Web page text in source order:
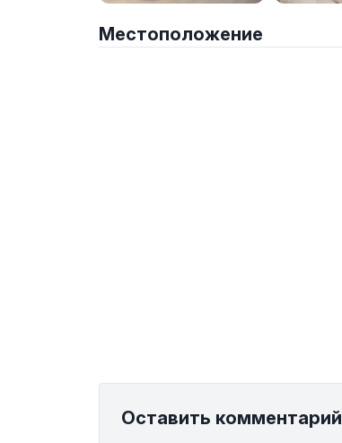
Местоположение
Оставить комментарий